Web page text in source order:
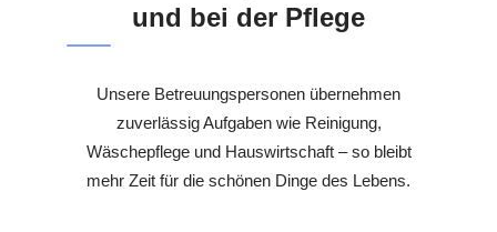
und bei der Pflege
Unsere Betreuungspersonen übernehmen
zuverlässig Aufgaben wie Reinigung,
Wäschepflege und Hauswirtschaft – so bleibt
mehr Zeit für die schönen Dinge des Lebens.